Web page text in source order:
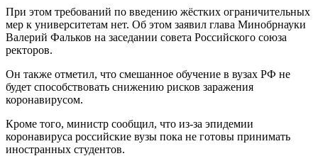
При этом требований по введению жёстких ограничительных
мер к университетам нет. Об этом заявил глава Минобрнауки
Валерий Фальков на заседании совета Российского союза
ректоров.
Он также отметил, что смешанное обучение в вузах РФ не
будет способствовать снижению рисков заражения
коронавирусом.
Кроме того, министр сообщил, что из-за эпидемии
коронавируса российские вузы пока не готовы принимать
иностранных студентов.